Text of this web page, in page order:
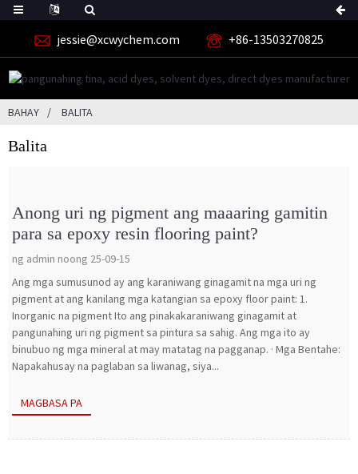
jessie@xcwychem.com +86-13503270825
BAHAY BALITA
Balita
Anong uri ng pigment ang maaaring gamitin
para sa epoxy resin flooring paint?
ng admin noong 25-09-15
Ang mga sumusunod ay ang karaniwang ginagamit na mga uri ng
pigment at ang kanilang mga katangian sa epoxy floor paint: 1.
Inorganic na pigment Ito ang pinakakaraniwang ginagamit at
pangunahing uri ng pigment sa pintura sa sahig. Ang mga ito ay
binubuo ng mga mineral at may matatag na pagganap. · Mga Bentahe:
Napakahusay na paglaban sa liwanag, siya...
MAGBASA PA